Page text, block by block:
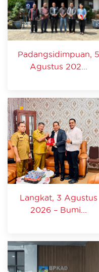
Padangsidimpuan, 5
Agustus 202...
Langkat, 3 Agustus
2026 – Bumi...